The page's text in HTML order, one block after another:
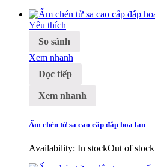
Yêu thích
So sánh
Xem nhanh
Đọc tiếp
Xem nhanh
Ấm chén tử sa cao cấp đắp hoa lan
Availability: In stockOut of stock